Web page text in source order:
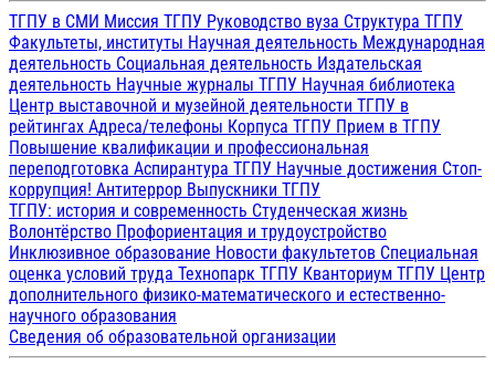
ТГПУ в СМИ Миссия ТГПУ Руководство вуза Структура ТГПУ
Факультеты, институты Научная деятельность Международная
деятельность Социальная деятельность Издательская
деятельность Научные журналы ТГПУ Научная библиотека
Центр выставочной и музейной деятельности ТГПУ в
рейтингах Адреса/телефоны Корпуса ТГПУ Прием в ТГПУ
Повышение квалификации и профессиональная
переподготовка Аспирантура ТГПУ Научные достижения Стоп-
коррупция! Антитеррор Выпускники ТГПУ
ТГПУ: история и современность Студенческая жизнь
Волонтёрство Профориентация и трудоустройство
Инклюзивное образование Новости факультетов Специальная
оценка условий труда Технопарк ТГПУ Кванториум ТГПУ Центр
дополнительного физико-математического и естественно-
научного образования
Сведения об образовательной организации